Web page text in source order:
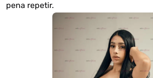
pena repetir.